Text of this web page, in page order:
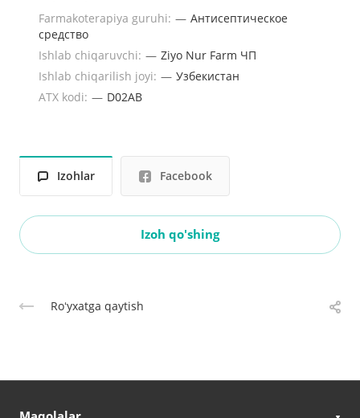
Farmakoterapiya guruhi: — Антисептическое
средство
Ishlab chiqaruvchi: — Ziyo Nur Farm ЧП
Ishlab chiqarilish joyi: — Узбекистан
ATX kodi: — D02AB
Izohlar Facebook
Izoh qo'shing
Roʻyxatga qaytish